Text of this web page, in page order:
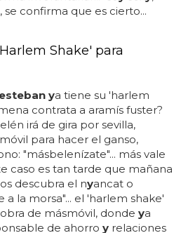
se confirma que es cierto...
Shake' para
esteban ya tiene su 'harlem
contrata a aramís fuster?
irá de gira por sevilla,
para hacer el ganso,
"másbelenízate"... más vale
caso es tan tarde que mañana
descubra el nyancat o
la morsa"... el 'harlem shake'
de másmóvil, donde ya
de ahorro yrelaciones